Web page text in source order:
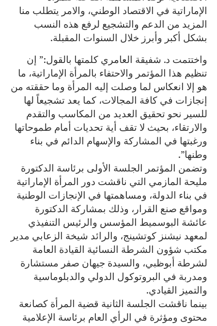
الإماراتية في الاقتصاد الوطني، والامر يتطلب منا
المزيد من الدعم والتشجيع لرفع هذه النسب
بشكل أكبر وأبرز خلال السنوات المقبلة.
واختتمت د. شفيقة العامري كلمتها بالقول:” إن
تنظيم هذا المؤتمر والاحتفاء بالمرأة الإماراتية، ما
هو إلا انعكاس لما وصلت إليه المرأة وما حققته من
إنجازات في كافة المجالات، كما يعد تشجيعاً لها
للسير نحو تحقيق العديد من المكاسب والتقدم
والارتقاء، بحيث لا تقف أية تحديات أمام طموحاتها
ورغبتها في المشاركة والإسهام الدائم في بناء
وطنها”.
وتضمن المؤتمر الجلسة الأولى برئاسة الدكتورة
مليحة المازمي التي ناقشت دور المرأة الإماراتية
في بناء الدولة، ومساهمتها في الإنجازات الوطنية
ومواقع صنع القرار، وذلك بمشاركة الدكتورة
عائشة البوسميط المؤسس والرئيس التنفيذي
لمعهد نيشنز كوتشينج، والرائد شيخة الزعابي مدير
مكتب شؤون الشرطة النسائية القيادة العامة
لشرطة أبوظبي، والسيدة جيهان صفر مستشارة
ومدربة في البروتوكول الدولي والدبلوماسية
والتميز القيادي.
بينما ناقشت الجلسة الثانية قضية المرأة كصانعة
محتوى ومؤثرة في الرأي العام برئاسة الإعلامية